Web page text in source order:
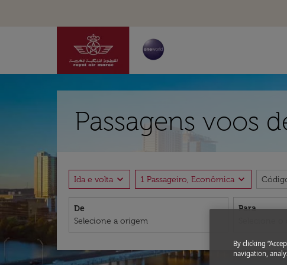
Passagens voos
Ida e volta expand_more 1 Passageiro, Econômica expand_more
De Para
By clicking
navigation,